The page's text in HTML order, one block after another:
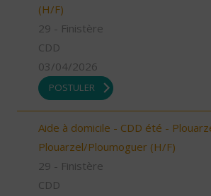
(H/F)
29 - Finistère
CDD
03/04/2026
POSTULER
Aide à domicile - CDD été -
Plouarzel/Ploumoguer (H/F)
29 - Finistère
CDD